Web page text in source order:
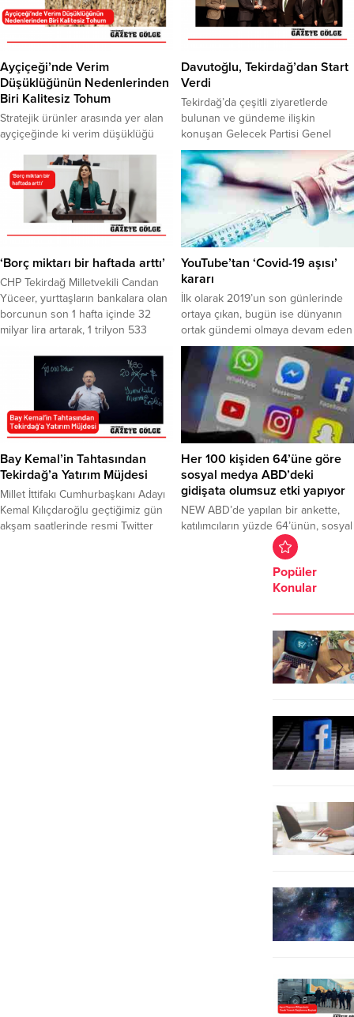
Ayçiçeği’nde Verim
Düşüklüğünün Nedenlerinden
Biri Kalitesiz Tohum
Stratejik ürünler arasında yer alan
ayçiçeğinde ki verim düşüklüğü
ayçiçeği tarlalarını inceleyen
Türkiye Ziraat Odaları Birliği (TZOB)
Genel Başkanı Şemsi Bayraktar,
kuraklıktan dolayı ayçiçeğinde
büyük verim kaybı olduğunu
kalitesiz tohumlar dağıttığını ve
ayçiçeği ekili alanların bir
bölümünün de bu tohumlardan
dolayı zarar gördüğünü söyleyen...
Davutoğlu, Tekirdağ’dan Start
Verdi
Tekirdağ’da çeşitli ziyaretlerde
bulunan ve gündeme ilişkin
konuşan Gelecek Partisi Genel
Başkanı Davutoğlu, MHP lideri
Bahçeli ve iktidara seslendi.
“Tekirdağ’dan söylüyorum sizin
psikolojinizi daha çok
bozacağız”diyen Davutoğlu’nun
konu başlıkları; zamlar, enflasyon,
seçim süreci, Ülkü Ocakları eski
Genel Başkanı Sinan Ateş
cinayetine sessiz kalan MHP lideri
Bahçeli ve iktidar oldu. Gelecek...
‘Borç miktarı bir haftada arttı’
CHP Tekirdağ Milletvekili Candan
Yüceer, yurttaşların bankalara olan
borcunun son 1 hafta içinde 32
milyar lira artarak, 1 trilyon 533
Yurttaşın satın alma gücünün
yüksek enflasyon karşısında
erimeye devam ettiğini ve icra
dairelerindeki dosya sayısının 23,2
milyona ulaştığını ifade eden
Yüceer, insanların mecburi olarak
bireysel kredilere...
YouTube’tan ‘Covid-19 aşısı’
kararı
İlk olarak 2019’un son günlerinde
ortaya çıkan, bugün ise dünyanın
ortak gündemi olmaya devam eden
corona virüs (Covid-19) salgını
teknoloji dünyasının önde gelen
şirketlerini de harekete geçirdi.
ABD merkezli teknoloji şirketi
Google’ın bünyesinde bulunan
video servisi YouTube, salgın
konusundaki yanlış bilgi akışını
engellemek için yeni bir karar aldı.
İngiliz Guardian...
Bay Kemal’in Tahtasından
Tekirdağ’a Yatırım Müjdesi
Millet İttifakı Cumhurbaşkanı Adayı
Kemal Kılıçdaroğlu geçtiğimiz gün
akşam saatlerinde resmi Twitter
Her 100 kişiden 64’üne göre
sosyal medya ABD’deki
gidişata olumsuz etki yapıyor
NEW ABD’de yapılan bir ankette,
katılımcıların yüzde 64’ünün, sosyal
medyanın ülkedeki gidişata
genellikle olumsuz etki yaptığına
inandığı belirtildi. Pew Araştırma
Merkezi tarafından yapılan ankette,
görüş ortaya koydu. 13-19
Temmuz’da yetişkinlerle yapılan
ankette, katılımcıların yüzde 64’ü,
sosyal medyanın içeriğinin genel
Popüler
Konular